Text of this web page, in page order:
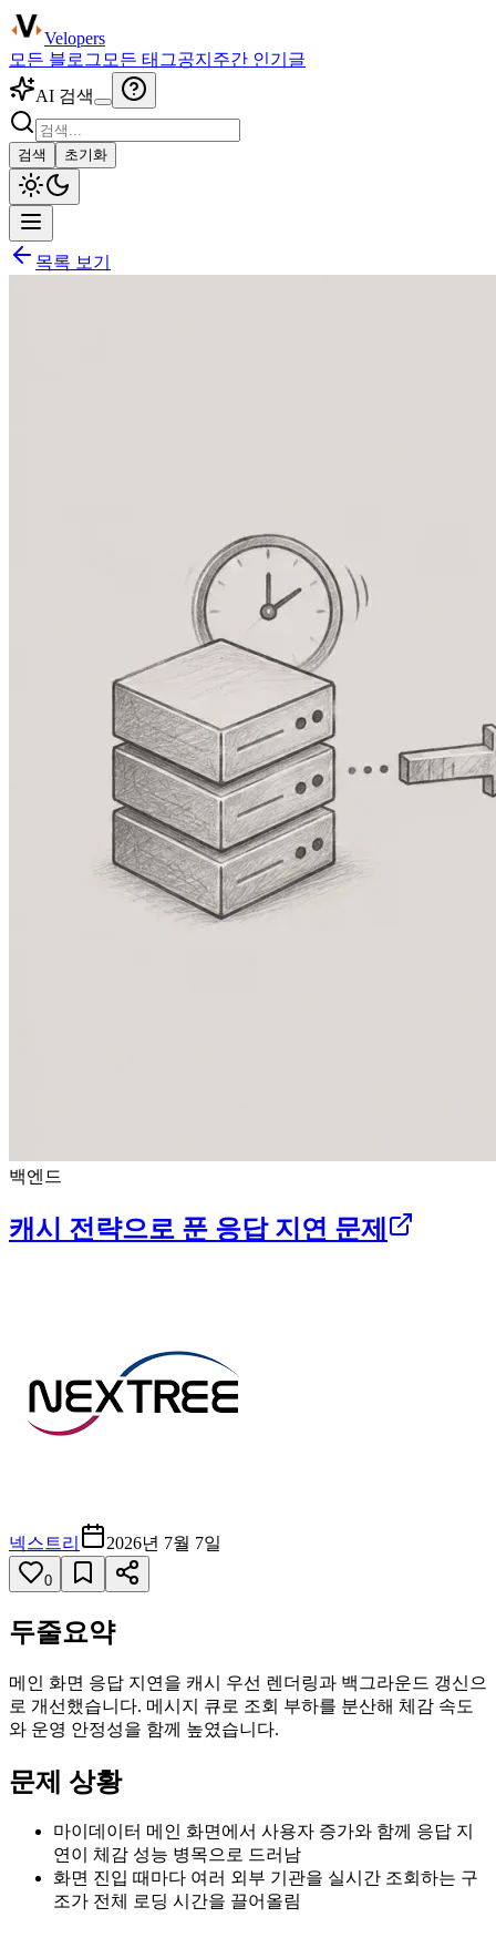
Velopers
모든 블로그 모든 태그공지 주간 인기글
AI 검색
검색 초기화
목록 보기
백엔드
캐시 전략으로 푼 응답 지연 문제
넥스트리 2026년 7월 7일
0
두줄요약
메인 화면 응답 지연을 캐시 우선 렌더링과 백그라운드 갱신으
로 개선했습니다. 메시지 큐로 조회 부하를 분산해 체감 속도
와 운영 안정성을 함께 높였습니다.
문제 상황
마이데이터 메인 화면에서 사용자 증가와 함께 응답 지
연이 체감 성능 병목으로 드러남
화면 진입 때마다 여러 외부 기관을 실시간 조회하는 구
조가 전체 로딩 시간을 끌어올림